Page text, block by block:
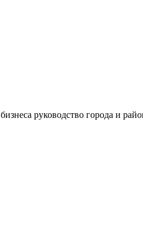
руководство города и